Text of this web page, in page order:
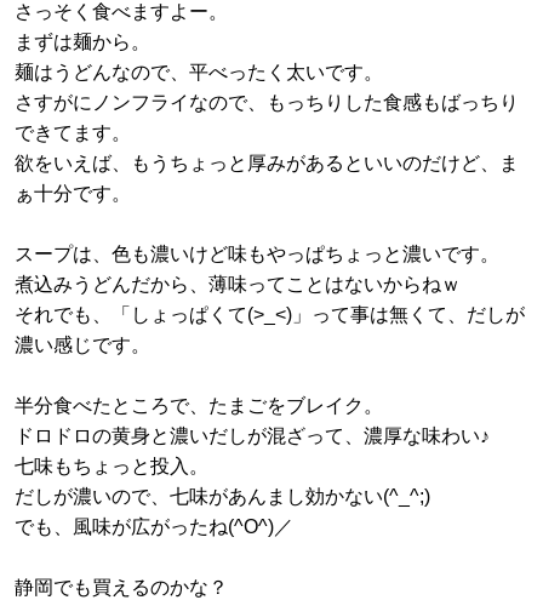
さっそく食べますよー。
まずは麺から。
麺はうどんなので、平べったく太いです。
さすがにノンフライなので、もっちりした食感もばっちり
できてます。
欲をいえば、もうちょっと厚みがあるといいのだけど、ま
ぁ十分です。
スープは、色も濃いけど味もやっぱちょっと濃いです。
煮込みうどんだから、薄味ってことはないからねｗ
それでも、「しょっぱくて(>_<)」って事は無くて、だしが
濃い感じです。
半分食べたところで、たまごをブレイク。
ドロドロの黄身と濃いだしが混ざって、濃厚な味わい♪
七味もちょっと投入。
だしが濃いので、七味があんまし効かない(^_^;)
でも、風味が広がったね(^O^)／
静岡でも買えるのかな？